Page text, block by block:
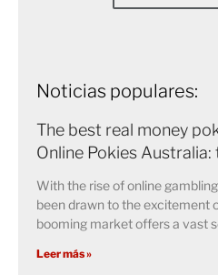
Noticias populares:
The best real money
Online Pokies
With the rise of online
been drawn to the excitement
booming market offers a vast
Leer más »